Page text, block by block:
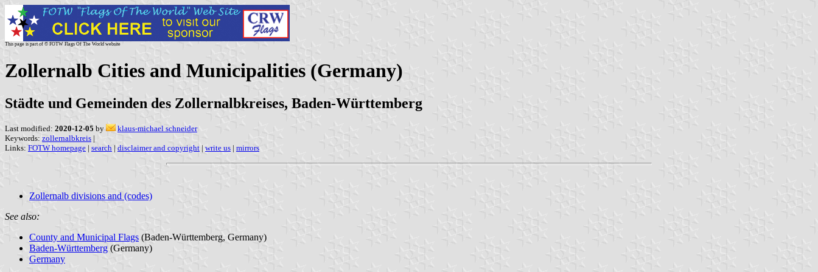
This page is part of © FOTW Flags Of The World website
Zollernalb Cities and Municipalities (Germany)
Städte und Gemeinden des Zollernalbkreises, Baden-Württemberg
Last modified: 2020-12-05 by
klaus-michael schneider
Keywords: zollernalbkreis |
Links: FOTW homepage | search | disclaimer and copyright | write us | mirrors
Zollernalb divisions and (codes)
See also:
County and Municipal Flags (Baden-Württemberg, Germany)
Baden-Württemberg (Germany)
Germany